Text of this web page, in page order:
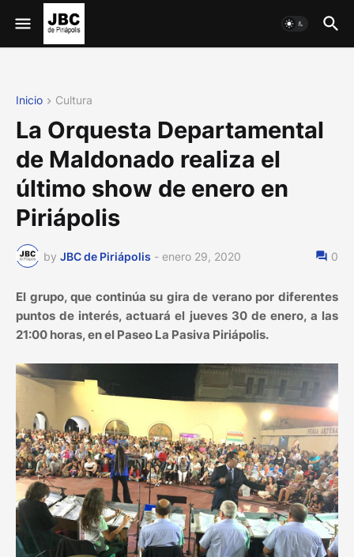
Inicio Cultura
La Orquesta Departamental
de Maldonado realiza el
último show de enero en
Piriápolis
by JBC de Piriápolis - enero 29, 2020 0
El grupo, que continúa su gira de verano por diferentes
puntos de interés, actuará el jueves 30 de enero, a las
21:00 horas, en el Paseo La Pasiva Piriápolis.